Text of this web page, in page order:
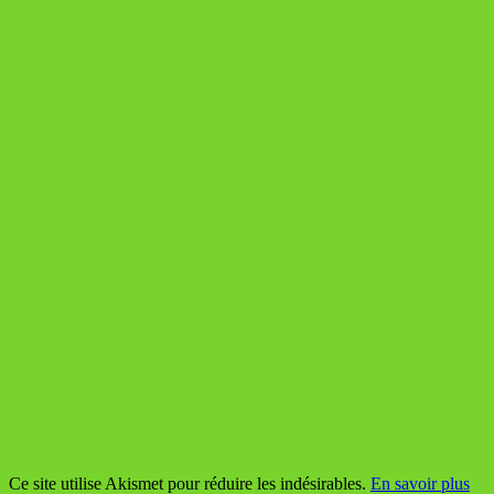
Ce site utilise Akismet pour réduire les indésirables. En savoir plus